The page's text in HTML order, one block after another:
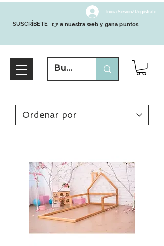
SUSCRÍBETE
Inicia Sesión/Regístrate
👉 a nuestra web y gana puntos